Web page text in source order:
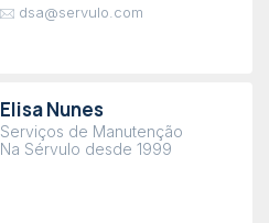
dsa@servulo.com
Elisa Nunes
Serviços de Manutenção
Na Sérvulo desde 1999